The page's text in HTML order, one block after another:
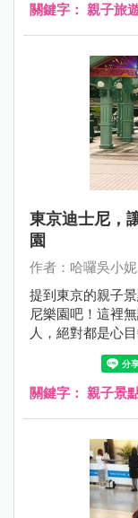
關鍵字： 親子旅
東京迪士尼，
園
作者：哈囉吳小妮
提到東京的親子
尼樂園吧！這裡
人，絕對都是心
關鍵字： 親子景